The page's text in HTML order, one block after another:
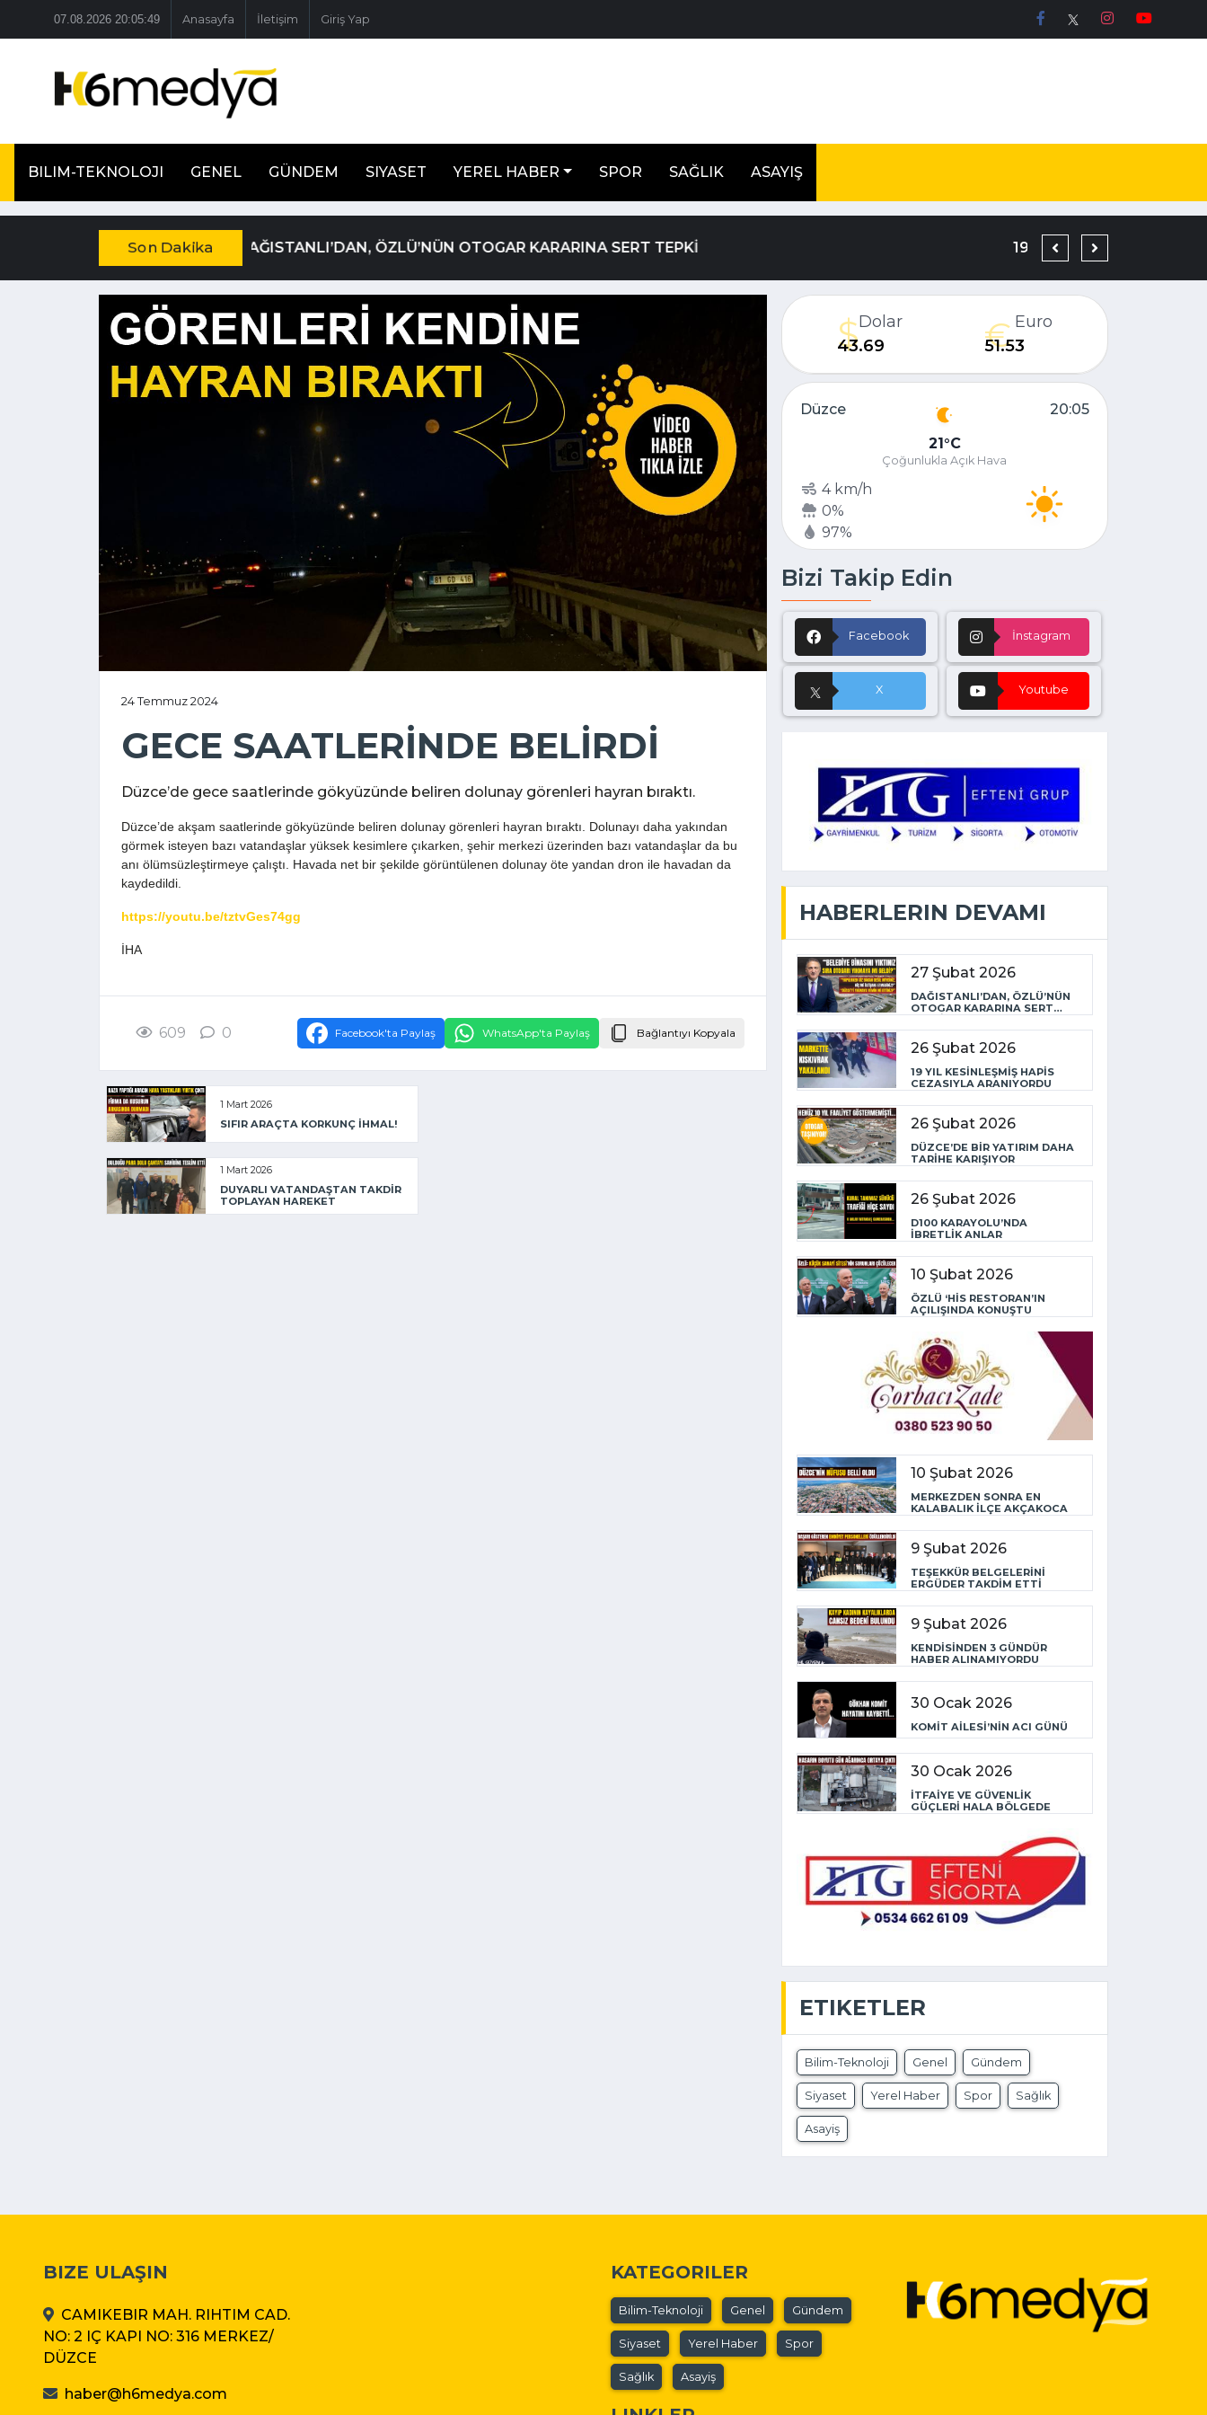
07.08.2026 20:05:50 Anasayfa İletişim Giriş Yap
BILIM-TEKNOLOJI GENEL GÜNDEM SIYASET YEREL HABER SPOR SAĞLIK ASAYIŞ
Son Dakika 19 YIL KESİNLEŞMİŞ HAPİS CEZASIYLA ARANIYORDU DÜZCE’DE BİR
24 Temmuz 2024
GECE SAATLERİNDE BELİRDİ
Düzce’de gece saatlerinde gökyüzünde beliren dolunay görenleri hayran bıraktı.
Düzce’de akşam saatlerinde gökyüzünde beliren dolunay görenleri hayran bıraktı. Dolunayı daha yakından
görmek isteyen bazı vatandaşlar yüksek kesimlere çıkarken, şehir merkezi üzerinden bazı vatandaşlar da bu
anı ölümsüzleştirmeye çalıştı. Havada net bir şekilde görüntülenen dolunay öte yandan dron ile havadan da
kaydedildi.
https://youtu.be/tztvGes74gg
İHA
609 0 Facebook'ta Paylaş WhatsApp'ta Paylaş Bağlantıyı Kopyala
1 Mart 2026
SIFIR ARAÇTA KORKUNÇ İHMAL!
1 Mart 2026
DUYARLI VATANDAŞTAN TAKDİR
TOPLAYAN HAREKET
Dolar
43.69
Euro
51.53
Düzce
20:05
21
C
Çoğunlukla Açık Hava
4 km/h
0%
97%
Bizi Takip Edin
Facebook İnstagram
X Youtube
HABERLERIN DEVAMI
27 Şubat 2026
DAĞISTANLI’DAN, ÖZLÜ’NÜN
OTOGAR KARARINA SERT
TEPKİ
26 Şubat 2026
19 YIL KESİNLEŞMİŞ HAPİS
CEZASIYLA ARANIYORDU
26 Şubat 2026
DÜZCE’DE BİR YATIRIM DAHA
TARİHE KARIŞIYOR
26 Şubat 2026
D100 KARAYOLU’NDA
İBRETLİK ANLAR
10 Şubat 2026
ÖZLÜ ‘HİS RESTORAN’IN
AÇILIŞINDA KONUŞTU
10 Şubat 2026
MERKEZDEN SONRA EN
KALABALIK İLÇE AKÇAKOCA
9 Şubat 2026
TEŞEKKÜR BELGELERİNİ
ERGÜDER TAKDİM ETTİ
9 Şubat 2026
KENDİSİNDEN 3 GÜNDÜR
HABER ALINAMIYORDU
30 Ocak 2026
KOMİT AİLESİ’NİN ACI GÜNÜ
30 Ocak 2026
İTFAİYE VE GÜVENLİK
GÜÇLERİ HALA BÖLGEDE
ETIKETLER
Bilim-Teknoloji Genel Gündem
Siyaset Yerel Haber Spor Sağlık
Asayiş
BIZE ULAŞIN
CAMIKEBIR MAH. RIHTIM CAD.
NO: 2 IÇ KAPI NO: 316 MERKEZ/
DÜZCE
haber@h6medya.com
KATEGORILER
Bilim-Teknoloji Genel Gündem
Siyaset Yerel Haber Spor
Sağlık Asayiş